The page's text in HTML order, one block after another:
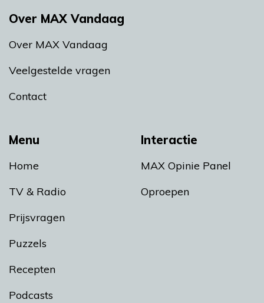
Menu
Home
TV & Radio
Prijsvragen
Puzzels
Recepten
Podcasts
Interactie
MAX Opinie Panel
Oproepen
Over MAX Vandaag
Over MAX Vandaag
Veelgestelde vragen
Contact